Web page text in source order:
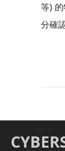
等)
分確認